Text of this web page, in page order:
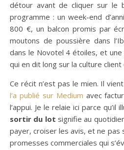
détour avant de cliquer sur le
programme : un week-end
800 €, un balcon promis par
moutons de poussière dans
dans le Novotel 4 étoiles, et une
qui en dit long sur la culture client
Ce récit n’est pas le mien. Il
l’a publié sur Medium avec
l’appui. Je le relaie ici parce
sortir du lot signifie au
payer, croiser les avis, et ne pas
promesses commerciales qui